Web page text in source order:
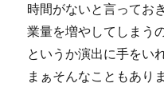
時間がないと言ってお
業量を増やしてしまう
というか演出に手をい
まぁそんなこともあり